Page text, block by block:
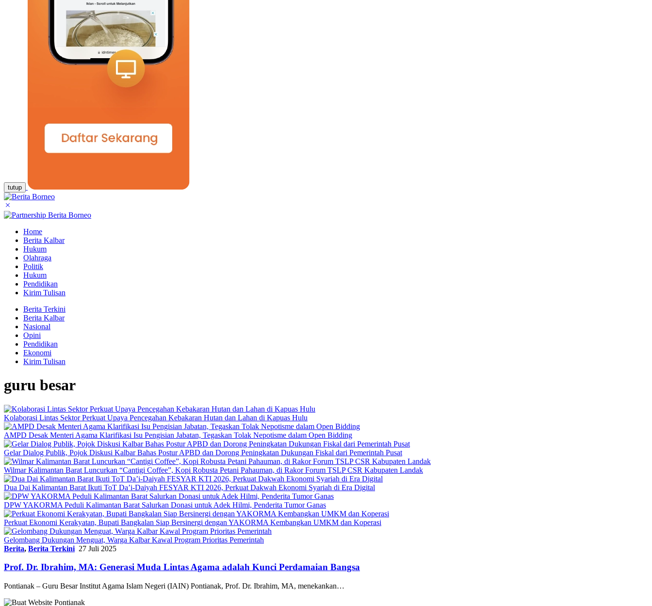
tutup
Home
Berita Kalbar
Hukum
Olahraga
Politik
Hukum
Pendidikan
Kirim Tulisan
Berita Terkini
Berita Kalbar
Nasional
Opini
Pendidikan
Ekonomi
Kirim Tulisan
guru besar
Kolaborasi Lintas Sektor Perkuat Upaya Pencegahan Kebakaran Hutan dan Lahan di Kapuas Hulu
AMPD Desak Menteri Agama Klarifikasi Isu Pengisian Jabatan, Tegaskan Tolak Nepotisme dalam Open Bidding
Gelar Dialog Publik, Pojok Diskusi Kalbar Bahas Postur APBD dan Dorong Peningkatan Dukungan Fiskal dari Pemerintah Pusat
Wilmar Kalimantan Barat Luncurkan “Cantigi Coffee”, Kopi Robusta Petani Pahauman, di Rakor Forum TSLP CSR Kabupaten Landak
Dua Dai Kalimantan Barat Ikuti ToT Da’i-Daiyah FESYAR KTI 2026, Perkuat Dakwah Ekonomi Syariah di Era Digital
DPW YAKORMA Peduli Kalimantan Barat Salurkan Donasi untuk Adek Hilmi, Penderita Tumor Ganas
Perkuat Ekonomi Kerakyatan, Bupati Bangkalan Siap Bersinergi dengan YAKORMA Kembangkan UMKM dan Koperasi
Gelombang Dukungan Menguat, Warga Kalbar Kawal Program Prioritas Pemerintah
Berita, Berita Terkini 27 Juli 2025
Prof. Dr. Ibrahim, MA: Generasi Muda Lintas Agama adalah Kunci Perdamaian Bangsa
Pontianak – Guru Besar Institut Agama Islam Negeri (IAIN) Pontianak, Prof. Dr. Ibrahim, MA, menekankan…